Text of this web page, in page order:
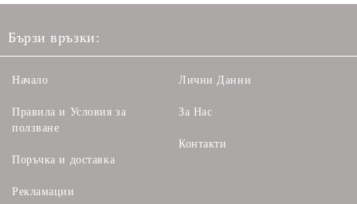
Бързи връзки:
Начало
Правила и Условия за
ползване
Поръчка и доставка
Рекламации
Лични Данни
За Нас
Контакти